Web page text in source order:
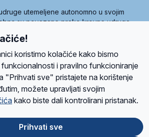
utemeljene autonomno u svojim
su povezane preko krovne udruge
obitelj Radio Marije (World Family of
obitelj utemeljilo je sedam članica, među
Radio Marija.
VolonteriPrijateljiKontaktPravila privatnosti
Google reCAPTCHA sustavom
koristimo kolačiće kako bismo
i pravilno funkcioniranje
"Prihvati sve" pristajete na korištenje
možete upravljati svojim
kako biste dali kontrolirani pristanak.
Prihvati sve